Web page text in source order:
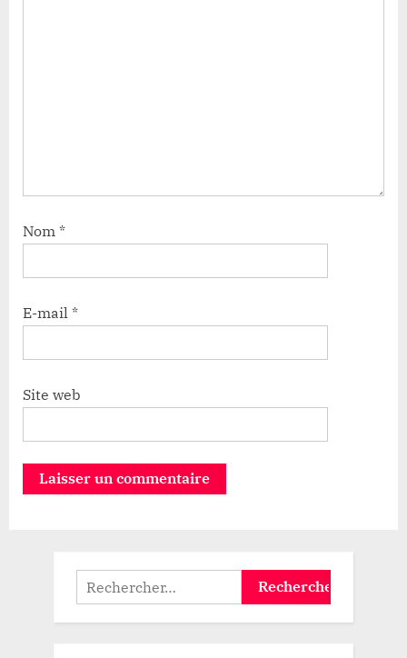
Nom *
E-mail *
Site web
Rechercher :